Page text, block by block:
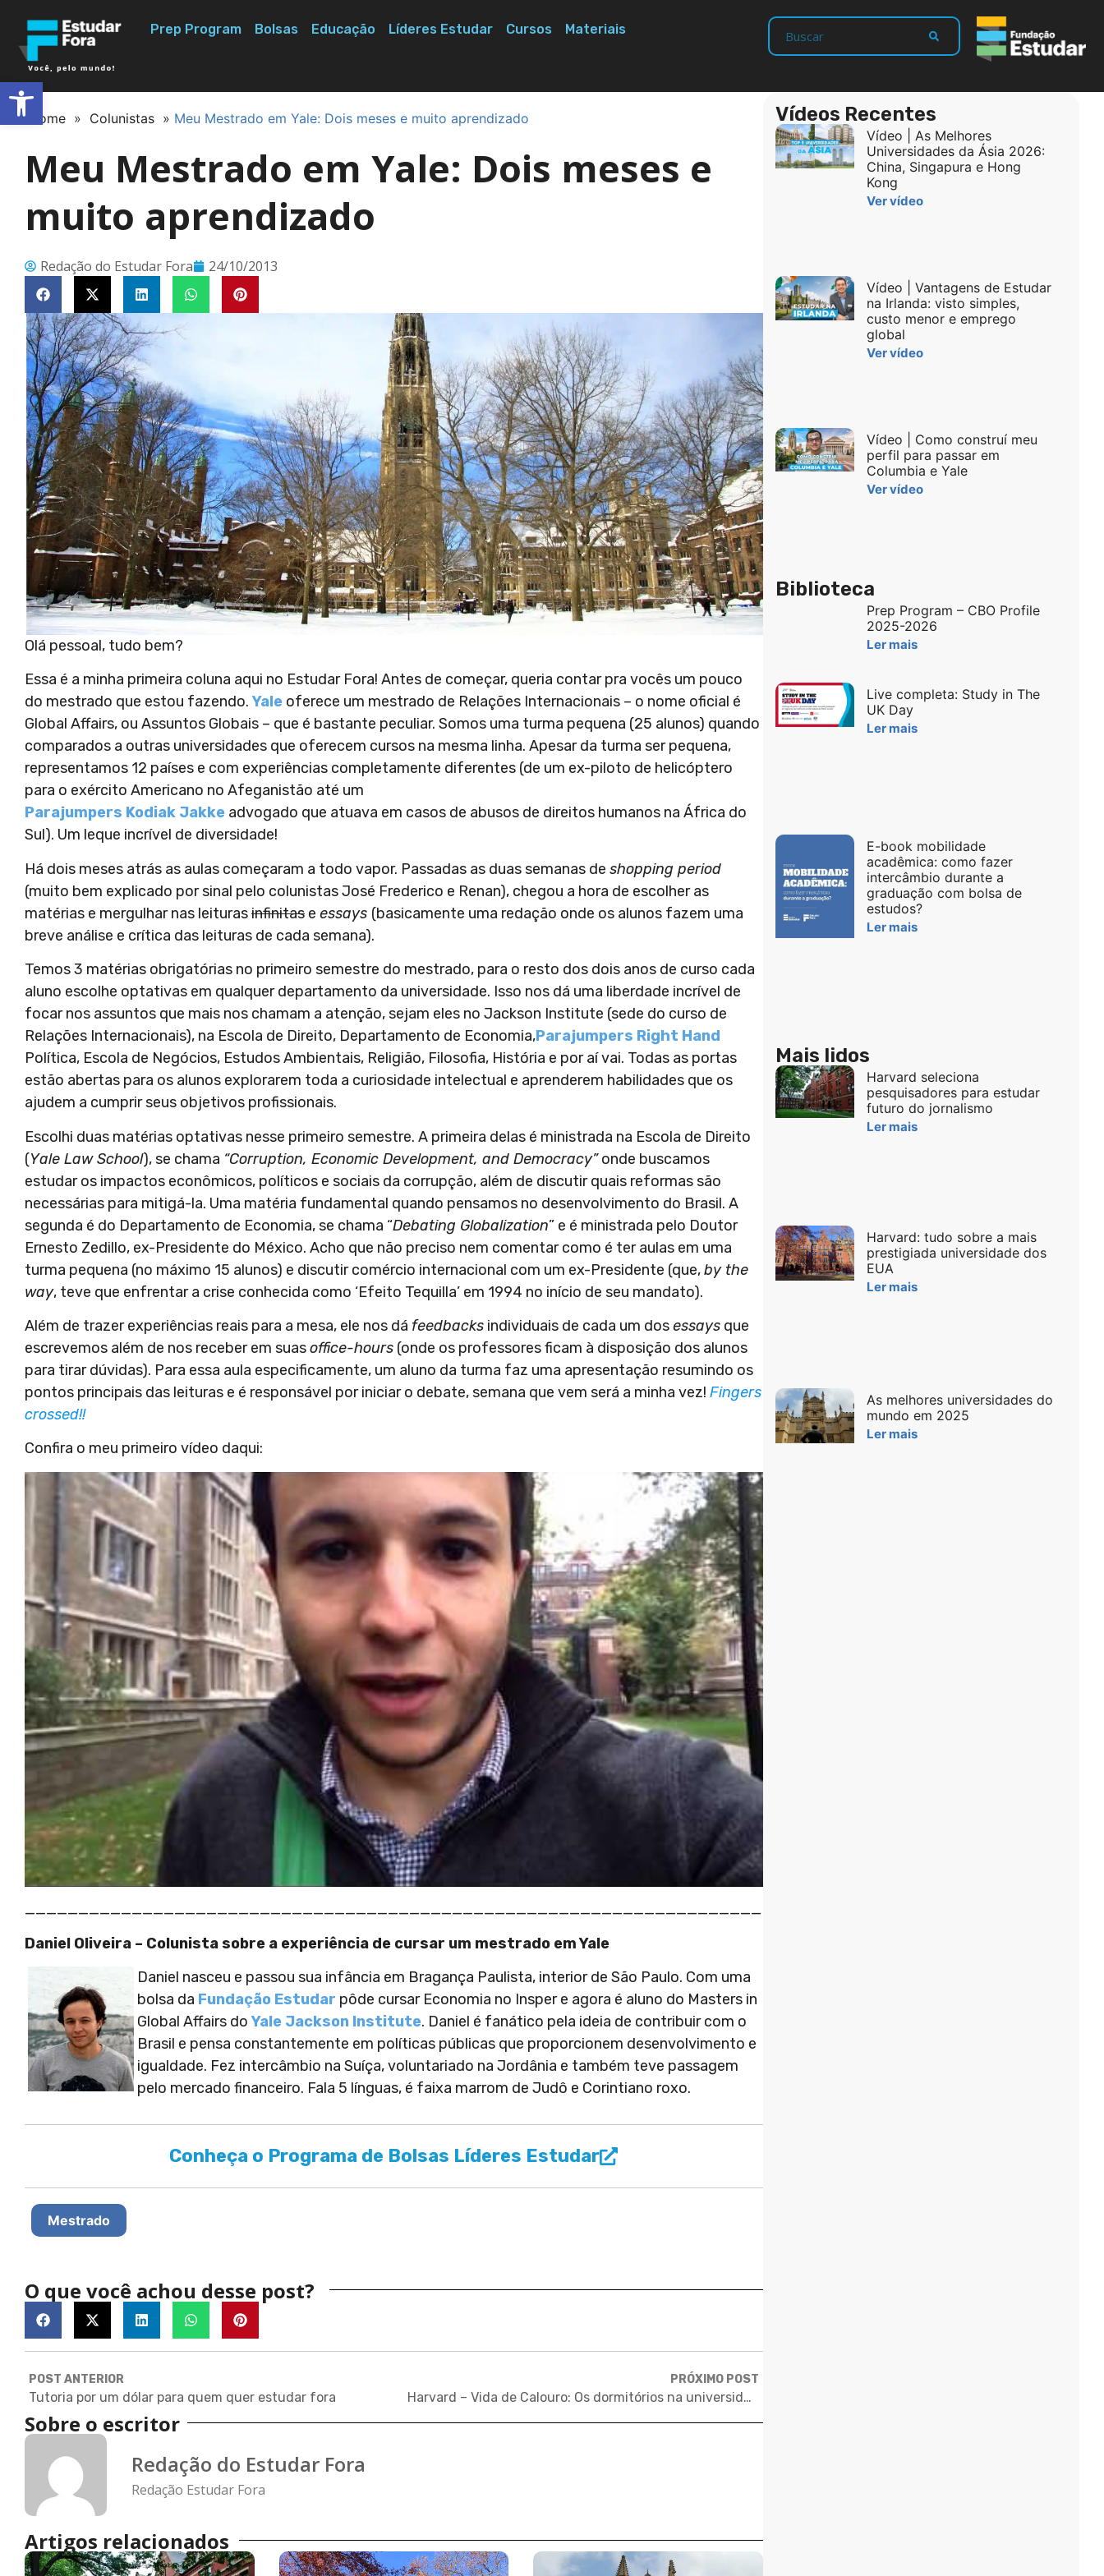
Prep Program Bolsas Educação Líderes Estudar Cursos Materiais
Home » Colunistas » Meu Mestrado em Yale: Dois meses e muito aprendizado
Meu Mestrado em Yale: Dois meses e
muito aprendizado
Redação do Estudar Fora 24/10/2013
Olá pessoal, tudo bem?
Essa é a minha primeira coluna aqui no Estudar Fora! Antes de começar, queria contar pra vocês um pouco
do mestrado que estou fazendo. Yale oferece um mestrado de Relações Internacionais – o nome oficial é
Global Affairs, ou Assuntos Globais – que é bastante peculiar. Somos uma turma pequena (25 alunos) quando
comparados a outras universidades que oferecem cursos na mesma linha. Apesar da turma ser pequena,
representamos 12 países e com experiências completamente diferentes (de um ex-piloto de helicóptero
para o exército Americano no Afeganistão até um
Parajumpers Kodiak Jakke advogado que atuava em casos de abusos de direitos humanos na África do
Sul). Um leque incrível de diversidade!
Há dois meses atrás as aulas começaram a todo vapor. Passadas as duas semanas de shopping period
(muito bem explicado por sinal pelo colunistas José Frederico e Renan), chegou a hora de escolher as
matérias e mergulhar nas leiturasinfinitas e essays (basicamente uma redação onde os alunos fazem uma
breve análise e crítica das leituras de cada semana).
Temos 3 matérias obrigatórias no primeiro semestre do mestrado, para o resto dos dois anos de curso cada
aluno escolhe optativas em qualquer departamento da universidade. Isso nos dá uma liberdade incrível de
focar nos assuntos que mais nos chamam a atenção, sejam eles no Jackson Institute (sede do curso de
Relações Internacionais), na Escola de Direito, Departamento de Economia,Parajumpers Right Hand
Política, Escola de Negócios, Estudos Ambientais, Religião, Filosofia, História e por aí vai. Todas as portas
estão abertas para os alunos explorarem toda a curiosidade intelectual e aprenderem habilidades que os
ajudem a cumprir seus objetivos profissionais.
Escolhi duas matérias optativas nesse primeiro semestre. A primeira delas é ministrada na Escola de Direito
(Yale Law School), se chama “Corruption, Economic Development, and Democracy”onde buscamos
estudar os impactos econômicos, políticos e sociais da corrupção, além de discutir quais reformas são
necessárias para mitigá-la. Uma matéria fundamental quando pensamos no desenvolvimento do Brasil. A
segunda é do Departamento de Economia, se chama “Debating Globalization” e é ministrada pelo Doutor
Ernesto Zedillo, ex-Presidente do México. Acho que não preciso nem comentar como é ter aulas em uma
turma pequena (no máximo 15 alunos) e discutir comércio internacional com um ex-Presidente (que,by the
way, teve que enfrentar a crise conhecida como ‘Efeito Tequilla’ em 1994 no início de seu mandato).
Além de trazer experiências reais para a mesa, ele nos dá feedbacks individuais de cada um dosessays que
escrevemos além de nos receber em suasoffice-hours (onde os professores ficam à disposição dos alunos
para tirar dúvidas). Para essa aula especificamente, um aluno da turma faz uma apresentação resumindo os
pontos principais das leituras e é responsável por iniciar o debate, semana que vem será a minha vez! Fingers
crossed!!
Confira o meu primeiro vídeo daqui:
_____________________________________________________________________
Daniel Oliveira – Colunista sobre a experiência de cursar um mestrado em Yale
Daniel nasceu e passou sua infância em Bragança Paulista, interior de São Paulo. Com uma
bolsa da Fundação Estudar pôde cursar Economia no Insper e agora é aluno do Masters in
Global Affairs do Yale Jackson Institute. Daniel é fanático pela ideia de contribuir com o
Brasil e pensa constantemente em políticas públicas que proporcionem desenvolvimento e
igualdade. Fez intercâmbio na Suíça, voluntariado na Jordânia e também teve passagem
pelo mercado financeiro. Fala 5 línguas, é faixa marrom de Judô e Corintiano roxo.
Conheça o Programa de Bolsas Líderes Estudar
Mestrado
O que você achou desse post?
POST ANTERIOR
Tutoria por um dólar para quem quer estudar fora
PRÓXIMO POST
Harvard – Vida de Calouro: Os dormitórios na universidade
Sobre o escritor
Redação do Estudar Fora
Redação Estudar Fora
Artigos relacionados
Vídeos Recentes
Vídeo | As Melhores
Universidades da Ásia 2026:
China, Singapura e Hong
Kong
Ver vídeo
Vídeo | Vantagens de Estudar
na Irlanda: visto simples,
custo menor e emprego
global
Ver vídeo
Vídeo | Como construí meu
perfil para passar em
Columbia e Yale
Ver vídeo
Biblioteca
Prep Program – CBO Profile
2025-2026
Ler mais
Live completa: Study in The
UK Day
Ler mais
E-book mobilidade
acadêmica: como fazer
intercâmbio durante a
graduação com bolsa de
estudos?
Ler mais
Mais lidos
Harvard seleciona
pesquisadores para estudar
futuro do jornalismo
Ler mais
Harvard: tudo sobre a mais
prestigiada universidade dos
EUA
Ler mais
As melhores universidades do
mundo em 2025
Ler mais
Abrir a barra de ferramentas